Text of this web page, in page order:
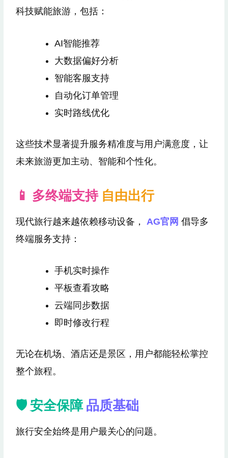
科技赋能旅游，包括：
AI智能推荐
大数据偏好分析
智能客服支持
自动化订单管理
实时路线优化
这些技术显著提升服务精准度与用户满意度，让
未来旅游更加主动、智能和个性化。
📱 多终端支持 自由出行
现代旅行越来越依赖移动设备， AG官网 倡导多
终端服务支持：
手机实时操作
平板查看攻略
云端同步数据
即时修改行程
无论在机场、酒店还是景区，用户都能轻松掌控
整个旅程。
🛡 安全保障 品质基础
旅行安全始终是用户最关心的问题。